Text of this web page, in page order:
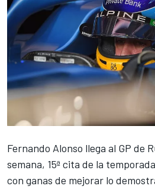
Fernando Alonso llega al GP de
semana, 15ª cita de la
con ganas de mejorar lo